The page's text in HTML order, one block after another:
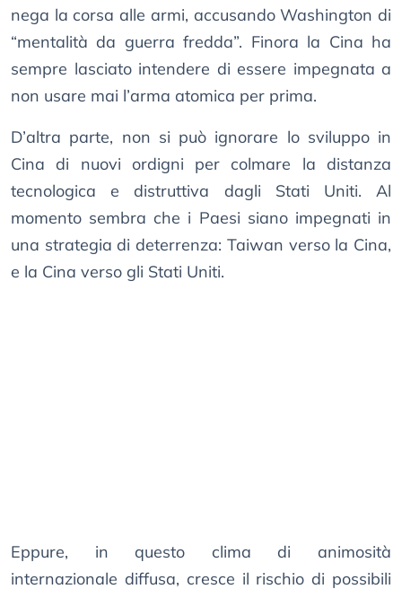
nega la corsa alle armi, accusando Washington di
“mentalità da guerra fredda”. Finora la Cina ha
sempre lasciato intendere di essere impegnata a
non usare mai l’arma atomica per prima.
D’altra parte, non si può ignorare lo sviluppo in
Cina di nuovi ordigni per colmare la distanza
tecnologica e distruttiva dagli Stati Uniti. Al
momento sembra che i Paesi siano impegnati in
una strategia di deterrenza: Taiwan verso la Cina,
e la Cina verso gli Stati Uniti.
Eppure, in questo clima di animosità
internazionale diffusa, cresce il rischio di possibili